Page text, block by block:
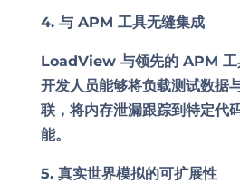
4. 与 APM 工具无缝集成
LoadView 与领先的 APM 工
开发人员能够将负载测试数据
联，将内存泄漏跟踪到特定代
能。
5. 真实世界模拟的可扩展性